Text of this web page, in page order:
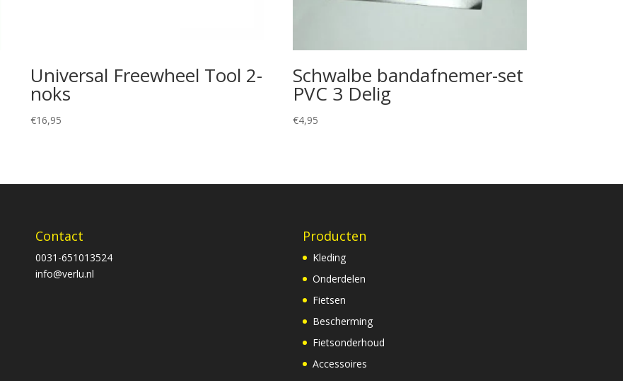
Universal Freewheel Tool 2-
noks
€16,95
Schwalbe bandafnemer-set
PVC 3 Delig
€4,95
Contact
0031-651013524
info@verlu.nl
Producten
Kleding
Onderdelen
Fietsen
Bescherming
Fietsonderhoud
Accessoires